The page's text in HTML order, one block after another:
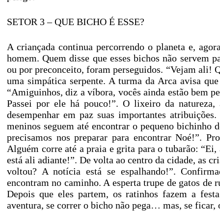
SETOR 3 – QUE BICHO É ESSE?
A criançada continua percorrendo o planeta e,
homem. Quem disse que esses bichos não servem
ou por preconceito, foram perseguidos. “Vejam ali!
uma simpática serpente. A turma da Arca avisa
“Amiguinhos, diz a víbora, vocês ainda estão bem
Passei por ele há pouco!”. O lixeiro da
desempenhar em paz suas importantes
meninos seguem até encontrar o pequeno bichinho
precisamos nos preparar para encontrar Noé!”.
Alguém corre até a praia e grita para o tubarão:
está ali adiante!”. De volta ao centro da cidade, as
voltou? A notícia está se espalhando!”.
encontram no caminho. A esperta trupe de gatos
Depois que eles partem, os ratinhos fazem a
aventura, se correr o bicho não pega… mas, se